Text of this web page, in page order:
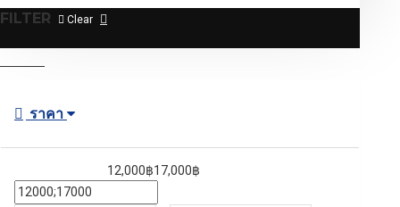
FILTER Clear
ราคา
12,000฿17,000฿